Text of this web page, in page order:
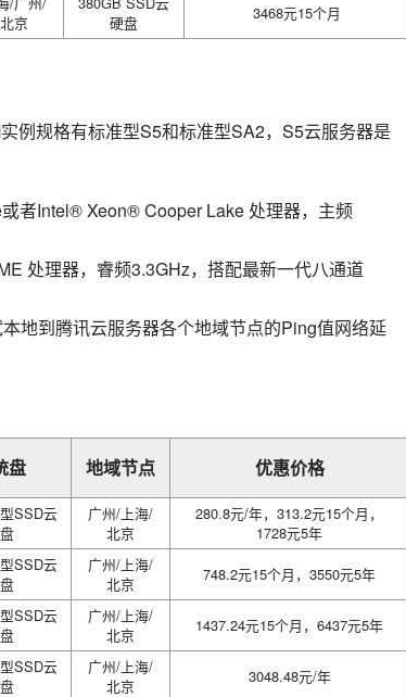
北京
硬盘
3468元15个月
例规格有标准型S5和标准型SA2，S5云服务器是
者Intel® Xeon® Cooper Lake 处理器，主频
处理器，睿频3.3GHz，搭配最新一代八通道
地到腾讯云服务器各个地域节点的Ping值网络延
盘 地域节点 优惠价格
SSD云
广州/上海/
北京
280.8元/年，313.2元15个月，
1728元5年
SSD云
广州/上海/
北京
748.2元15个月，3550元5年
SSD云
广州/上海/
北京
1437.24元15个月，6437元5年
SSD云
广州/上海/
北京
3048.48元/年